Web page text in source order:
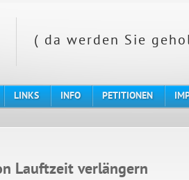
( da werden Sie
LINKS INFO PETITIONEN
Lauftzeit verlängern